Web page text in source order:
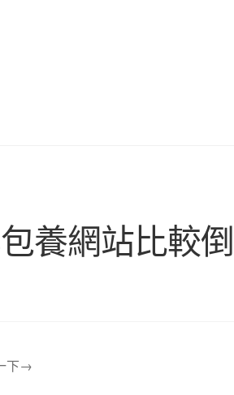
養網站比較
下→